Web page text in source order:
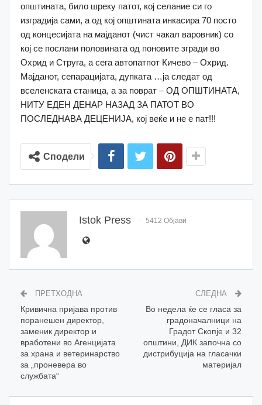
општината, било шреку патот, кој селание си го
изградија сами, а од кој општината инкасира 70 посто
од концесијата на мајданот (чист чакал варовник) со
кој се послани половината од поновите згради во
Охрид и Струга, а сега автопатпот Кичево – Охрид.
Мајданот, сепарацијата, дупката …ја следат од
вселенската станица, а за поврат – ОД ОПШТИНАТА,
НИТУ ЕДЕН ДЕНАР НАЗАД ЗА ПАТОТ ВО
ПОСЛЕДНАВА ДЕЦЕНИЈА, кој веќе и не е пат!!!
Сподели
Istok Press 5412 Објави
ПРЕТХОДНА
Кривична пријава против
поранешен директор,
заменик директор и
вработени во Агенцијата
за храна и ветеринарство
за „проневера во
службата“
СЛЕДНА
Во недела ќе се гласа за
градоначалници на
Градот Скопје и 32
општини, ДИК започна со
дистрибуција на гласачки
материјал